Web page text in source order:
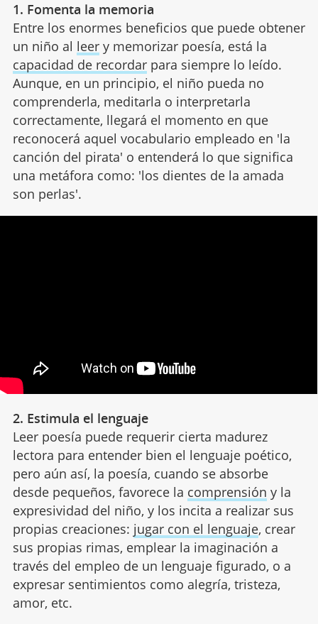
1. Fomenta la memoria
Entre los enormes beneficios que puede obtener
un niño al leery memorizar poesía, está la
capacidad de recordarpara siempre lo leído.
Aunque, en un principio, el niño pueda no
comprenderla, meditarla o interpretarla
correctamente, llegará el momento en que
reconocerá aquel vocabulario empleado en 'la
canción del pirata' o entenderá lo que significa
una metáfora como: 'los dientes de la amada
son perlas'.
2. Estimula el lenguaje
Leer poesía puede requerir cierta madurez
lectora para entender bien el lenguaje poético,
pero aún así, la poesía, cuando se absorbe
desde pequeños, favorece la comprensión y la
expresividad del niño, y los incita a realizar sus
propias creaciones: jugar con el lenguaje, crear
sus propias rimas, emplear la imaginación a
través del empleo de un lenguaje figurado, o a
expresar sentimientos como alegría, tristeza,
amor, etc.